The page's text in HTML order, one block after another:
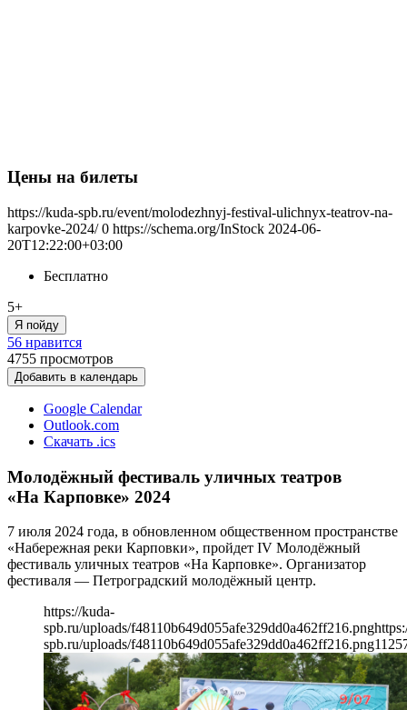
Цены на билеты
https://kuda-spb.ru/event/molodezhnyj-festival-ulichnyx-teatrov-na-
karpovke-2024/ 0 https://schema.org/InStock 2024-06-
20T12:22:00+03:00
Бесплатно
5+
Я пойду
56 нравится
4755 просмотров
Добавить в календарь
Google Calendar
Outlook.com
Скачать .ics
Молодёжный фестиваль уличных театров
«На Карповке» 2024
7 июля 2024 года, в обновленном общественном пространстве
«Набережная реки Карповки», пройдет IV Молодёжный
фестиваль уличных театров «На Карповке». Организатор
фестиваля — Петроградский молодёжный центр.
https://kuda-
spb.ru/uploads/f48110b649d055afe329dd0a462ff216.png
spb.ru/uploads/f48110b649d055afe329dd0a462ff216.png1125